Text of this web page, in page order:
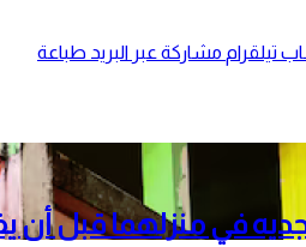
تيلقرام مشاركة عبر البريد طباعة
في منزلهما قبل أن